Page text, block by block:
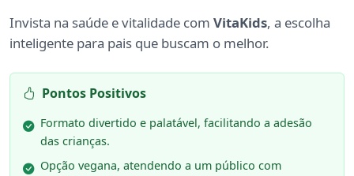
Invista na saúde e vitalidade com VitaKids, a escolha
inteligente para pais que buscam o melhor.
Pontos Positivos
Formato divertido e palatável, facilitando a adesão
das crianças.
Opção vegana, atendendo a um público com